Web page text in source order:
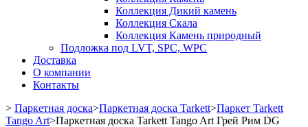
Коллекция Дикий камень
Коллекция Скала
Коллекция Камень природный
Подложка под LVT, SPC, WPC
Доставка
О компании
Контакты
> Паркетная доска>Паркетная доска Tarkett>Паркет Tarkett
Tango Art>Паркетная доска Tarkett Tango Art Грей Рим DG